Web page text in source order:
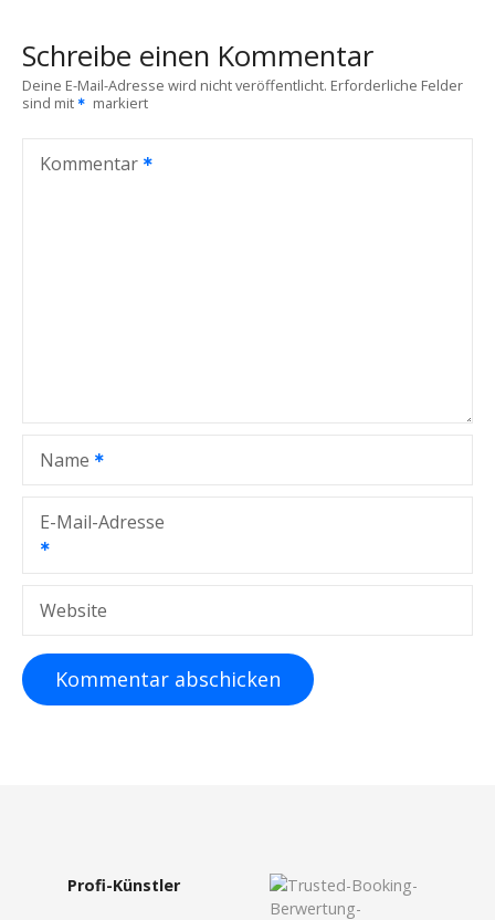
r
a
o
n
Schreibe einen Kommentar
Deine E-Mail-Adresse wird nicht veröffentlicht. Erforderliche Felder
sind mit
markiert
Kommentar
Name
E-Mail-Adresse
Website
Profi-Künstler